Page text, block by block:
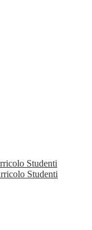
Studenti
Studenti